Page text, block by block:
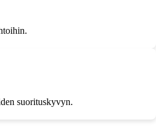
suorituskyvyn.